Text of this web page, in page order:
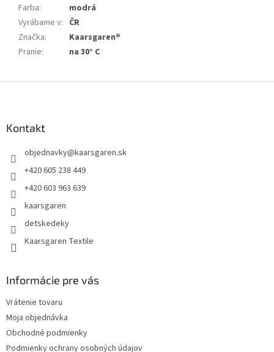
Farba:
modrá
Vyrábame v: ČR
Značka:
Kaarsgaren®
Pranie: na 30° C
Kontakt
objednavky@kaarsgaren.sk
+420 605 238 449
+420 603 963 639
kaarsgaren
detskedeky
Kaarsgaren Textile
Informácie pre vás
Vrátenie tovaru
Moja objednávka
Obchodné podmienky
Podmienky ochrany osobných údajov